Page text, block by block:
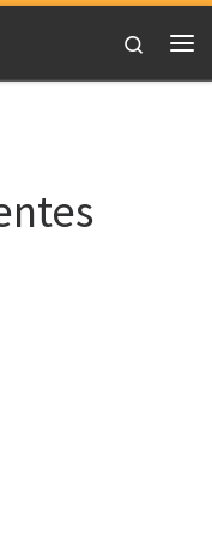
Search